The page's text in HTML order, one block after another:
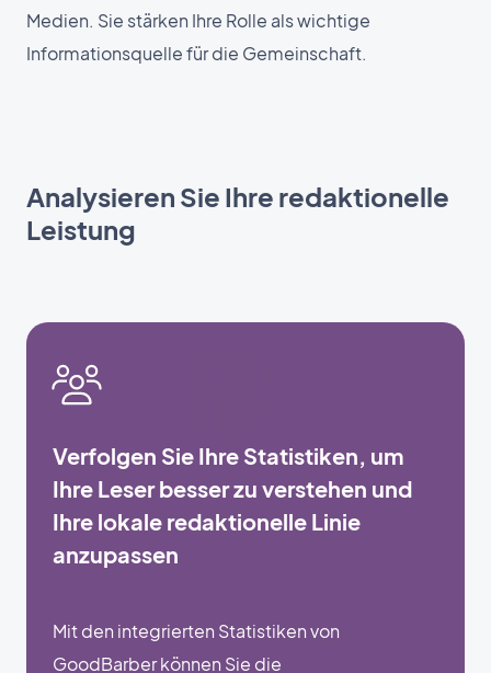
Medien. Sie stärken Ihre Rolle als wichtige
Informationsquelle für die Gemeinschaft.
Analysieren Sie Ihre redaktionelle
Leistung
Verfolgen Sie Ihre Statistiken, um
Ihre Leser besser zu verstehen und
Ihre lokale redaktionelle Linie
anzupassen
Mit den integrierten Statistiken von
GoodBarber können Sie die